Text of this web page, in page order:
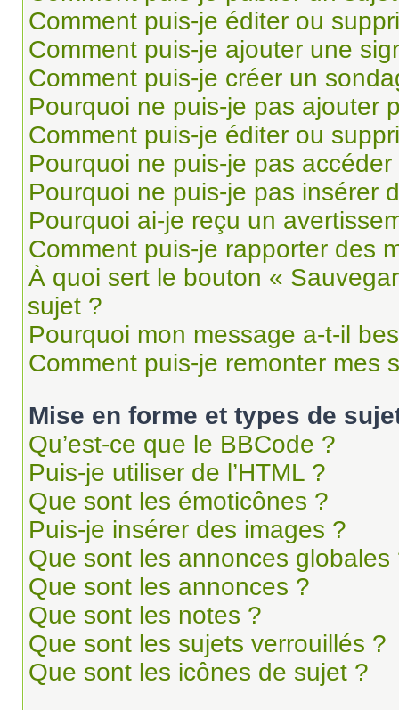
Comment puis-je éditer ou
Comment puis-je ajouter une
Comment puis-je créer un
Pourquoi ne puis-je pas ajouter
Comment puis-je éditer ou
Pourquoi ne puis-je pas
Pourquoi ne puis-je pas insérer
Pourquoi ai-je reçu un
Comment puis-je rapporter des
À quoi sert le bouton «
sujet ?
Pourquoi mon message a-t-il
Comment puis-je remonter mes
Mise en forme et types de
Qu’est-ce que le BBCode ?
Puis-je utiliser de l’HTML ?
Que sont les émoticônes ?
Puis-je insérer des images ?
Que sont les annonces globales
Que sont les annonces ?
Que sont les notes ?
Que sont les sujets verrouillés ?
Que sont les icônes de sujet ?